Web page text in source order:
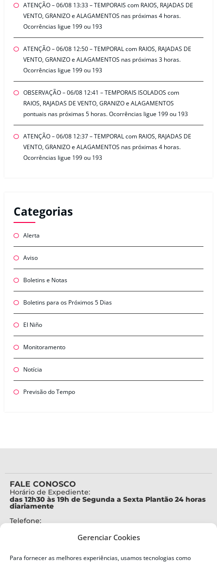
Gerenciar Cookies
Para fornecer as melhores experiências, usamos tecnologias como
ATENÇÃO – 06/08 13:33 – TEMPORAIS com RAIOS, RAJADAS DE
VENTO, GRANIZO e ALAGAMENTOS nas próximas 4 horas.
Ocorrências ligue 199 ou 193
ATENÇÃO – 06/08 12:50 – TEMPORAL com RAIOS, RAJADAS DE
VENTO, GRANIZO e ALAGAMENTOS nas próximas 3 horas.
Ocorrências ligue 199 ou 193
OBSERVAÇÃO – 06/08 12:41 – TEMPORAIS ISOLADOS com
RAIOS, RAJADAS DE VENTO, GRANIZO e ALAGAMENTOS
pontuais nas próximas 5 horas. Ocorrências ligue 199 ou 193
ATENÇÃO – 06/08 12:37 – TEMPORAL com RAIOS, RAJADAS DE
VENTO, GRANIZO e ALAGAMENTOS nas próximas 4 horas.
Ocorrências ligue 199 ou 193
Categorias
Alerta
Aviso
Boletins e Notas
Boletins para os Próximos 5 Dias
El Niño
Monitoramento
Notícia
Previsão do Tempo
FALE CONOSCO
Horário de Expediente:
das 12h30 às 19h de Segunda a Sexta Plantão 24 horas
diariamente
Telefone: